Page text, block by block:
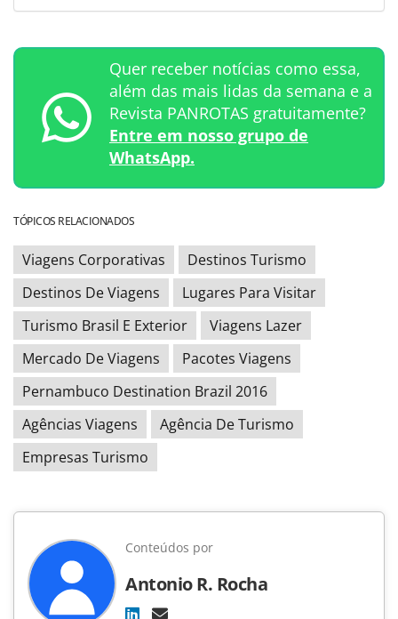
Quer receber notícias como essa,
além das mais lidas da semana e a
Revista PANROTAS gratuitamente?
Entre em nosso grupo de
WhatsApp.
TÓPICOS RELACIONADOS
Viagens Corporativas
Destinos Turismo
Destinos De Viagens
Lugares Para Visitar
Turismo Brasil E Exterior
Viagens Lazer
Mercado De Viagens
Pacotes Viagens
Pernambuco Destination Brazil 2016
Agências Viagens
Agência De Turismo
Empresas Turismo
Conteúdos por
Antonio R. Rocha